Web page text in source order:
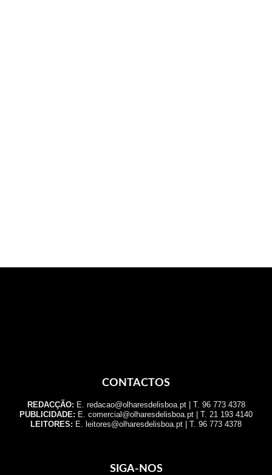
CONTACTOS
REDACÇÃO: E. redacao@olharesdelisboa.pt | T. 96 773 4378
PUBLICIDADE: E. comercial@olharesdelisboa.pt | T. 21 193 4140
LEITORES: E. leitores@olharesdelisboa.pt | T. 96 773 4378
SIGA-NOS